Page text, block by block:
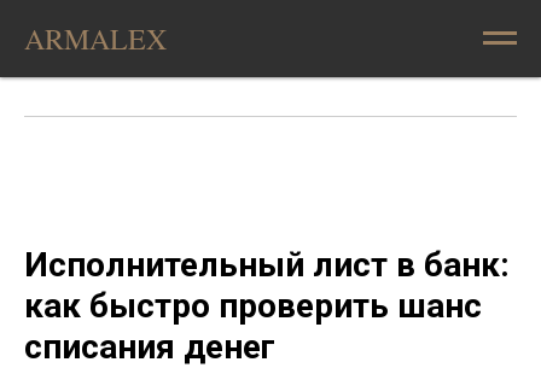
ARMALEX
Исполнительный лист в банк:
как быстро проверить шанс
списания денег